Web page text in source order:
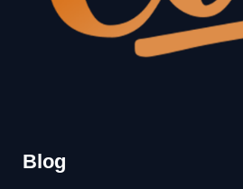
Blog